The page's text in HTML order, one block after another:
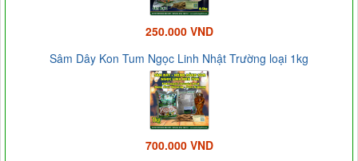
250.000 VND
Sâm Dây Kon Tum Ngọc Linh Nhật Trường loại 1kg
700.000 VND